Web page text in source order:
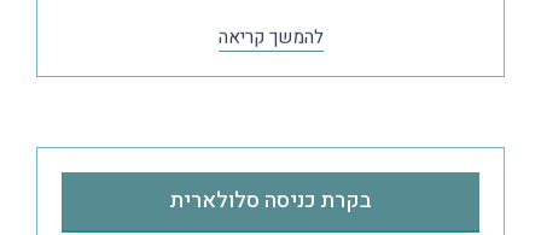
להמשך קריאה
בקרת כניסה סלולארית​